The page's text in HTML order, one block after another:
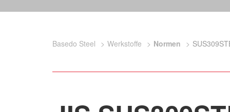
Basedo Steel Werkstoffe Normen